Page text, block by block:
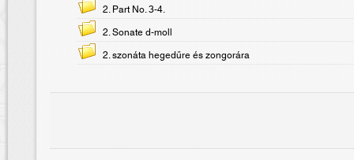
2. Part No. 3-4.
2. Sonate d-moll
2. szonáta hegedűre és zongorára